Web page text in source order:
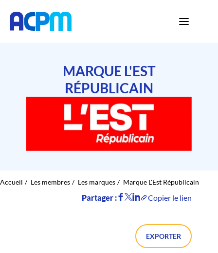
MARQUE L'EST
RÉPUBLICAIN
Accueil Les membres Les marques Marque L'Est Républicain
Partager : Copier le lien
EXPORTER